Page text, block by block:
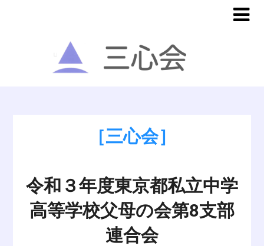
［三心会］
令和３年度東京都私立中学
高等学校父母の会第8支部
連合会